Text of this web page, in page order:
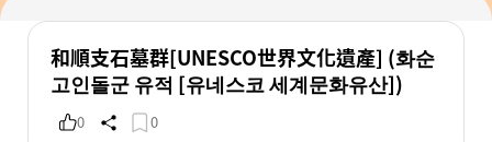
和順支石墓群[UNESCO世界文化遺產] (화순
고인돌군 유적 [유네스코 세계문화유산])
0 0